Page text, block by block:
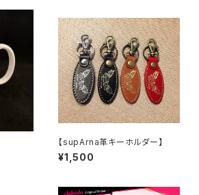
【supArna革キーホルダー】
¥1,500